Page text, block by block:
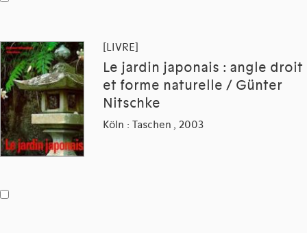
[LIVRE]
Le jardin japonais : angle droit
et forme naturelle / Günter
Nitschke
Köln : Taschen , 2003